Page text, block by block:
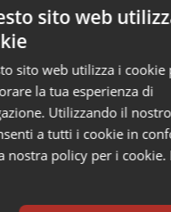
al seno
ovarico
del Polmone & Testa
gastrointestinali
& Reflusso
ad ogni livello”.
riservata
sito web
sito web utilizza i cookie
la tua esperienza di
Utilizzando il
a tutti i cookie in
nostra policy per i cookie.